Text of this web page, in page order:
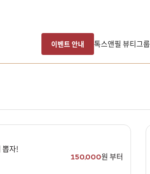
이벤트 안내 톡스앤필 뷰티그룹
뽑자!
150,000원 부터